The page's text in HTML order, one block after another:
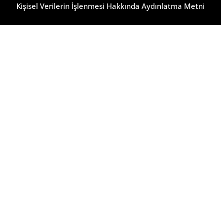
Kişisel Verilerin İşlenmesi Hakkında Aydınlatma Metni